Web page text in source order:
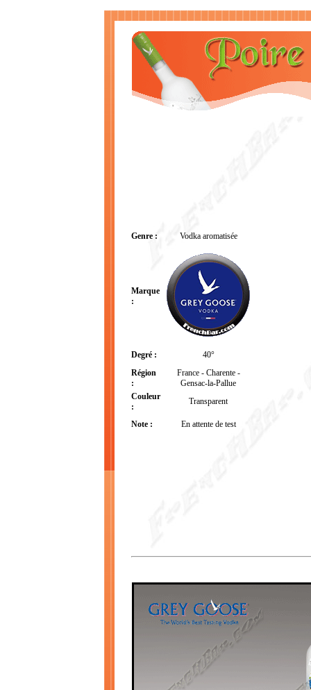
Genre : Vodka aromatisée
Marque
:
Degré :
40°
Région
:
France - Charente -
Gensac-la-Pallue
Couleur
:
Transparent
Note : En attente de test